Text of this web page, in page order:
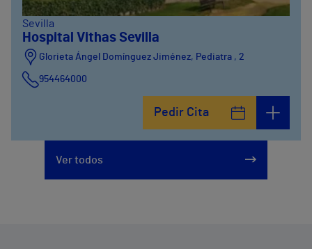
Sevilla
Hospital Vithas Sevilla
Glorieta Ángel Domínguez Jiménez, Pediatra , 2
954464000
Pedir Cita
Ver todos